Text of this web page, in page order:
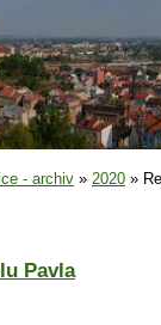
- archiv » 2020 »
Pavla